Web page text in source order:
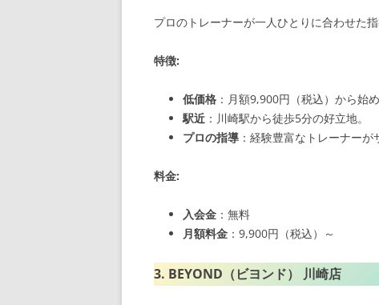
プロのトレーナーが一人ひとりに合わせた
特徴:
低価格 ：月額9,900円（税込）から始め
駅近 ：川崎駅から徒歩5分の好立地。
プロの指導 ：経験豊富なトレーナーが
料金:
入会金 ：無料
月額料金 ：9,900円（税込）～
3. BEYOND（ビヨンド） 川崎店